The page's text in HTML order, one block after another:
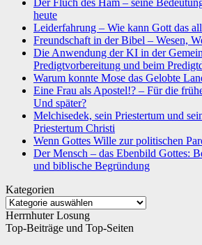
Der Fluch des Ham – seine
heute
Leiderfahrung – Wie kann Gott das
Freundschaft in der Bibel – Wesen,
Die Anwendung der KI in der
Predigtvorbereitung und beim
Warum konnte Mose das Gelobte
Eine Frau als Apostel!? – Für die
Und später?
Melchisedek, sein Priestertum und
Priestertum Christi
Wenn Gottes Wille zur politischen
Der Mensch – das Ebenbild Gottes:
und biblische Begründung
Kategorien
Kategorien
Herrnhuter Losung
Top-Beiträge und Top-Seiten